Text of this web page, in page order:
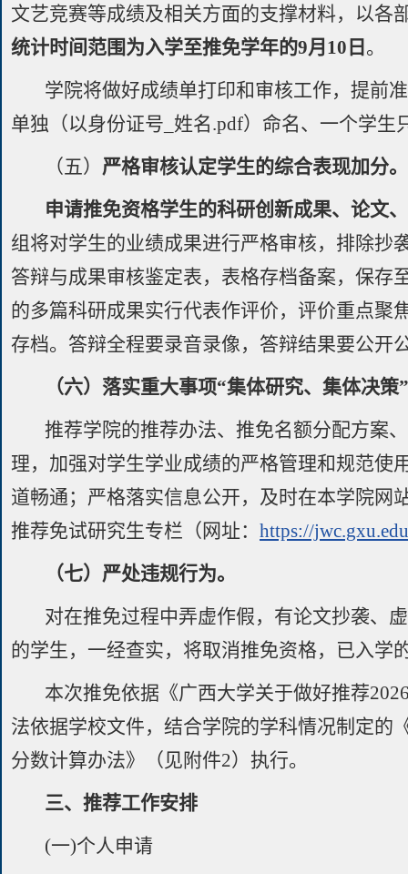
文艺竞赛等成绩及相关方面的支撑材料，以各
统计时间范围为入学至推免学年的9月10日 。
学院将做好成绩单打印和审核工作，提前
单独（以身份证号_姓名.pdf）命名、一个学
（五） 严格审核认定学生的综合表现加分。
申请推免资格学生的科研创新成果、论文
组将对学生的业绩成果进行严格审核，排除抄
答辩与成果审核鉴定表，表格存档备案，保存
的多篇科研成果实行代表作评价，评价重点聚
存档。答辩全程要录音录像，答辩结果要公开
（六）落实重大事项“集体研究、集体决策
推荐学院的推荐办法、推免名额分配方案
理，加强对学生学业成绩的严格管理和规范使
道畅通；严格落实信息公开，及时在本学院网
推荐免试研究生专栏（网址： https://
（七）严处违规行为。
对在推免过程中弄虚作假，有论文抄袭、
的学生，一经查实，将取消推免资格，已入学
本次推免依据《广西大学关于做好推荐
法依据学校文件，结合学院的学科情况制定的
分数计算办法》（见附件2）执行。
三、推荐工作安排
(一)个人申请